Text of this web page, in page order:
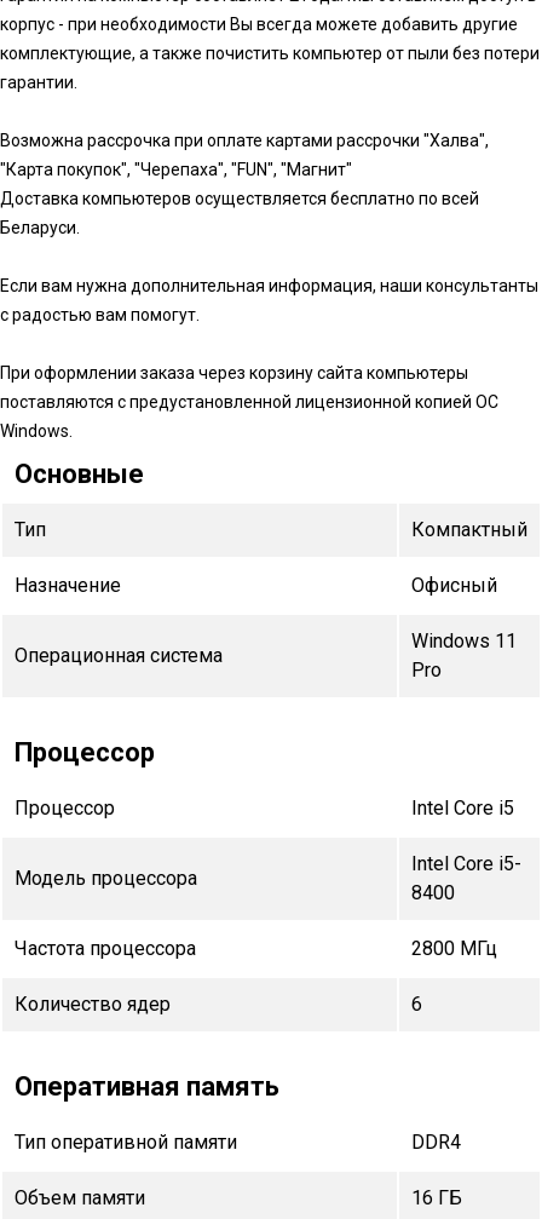
корпус - при необходимости Вы всегда можете добавить другие
комплектующие, а также почистить компьютер от пыли без потери
гарантии.
Возможна рассрочка при оплате картами рассрочки "Халва",
"Карта покупок", "Черепаха", "FUN", "Магнит"
Доставка компьютеров осуществляется бесплатно по всей
Беларуси.
Если вам нужна дополнительная информация, наши консультанты
с радостью вам помогут.
При оформлении заказа через корзину сайта компьютеры
поставляются с предустановленной лицензионной копией ОС
Windows.
Основные
Тип Компактный
Назначение Офисный
Операционная система
Windows 11
Pro
Процессор
Процессор Intel Core i5
Модель процессора
Intel Core i5-
8400
Частота процессора 2800 МГц
Количество ядер 6
Оперативная память
Тип оперативной памяти DDR4
Объем памяти 16 ГБ